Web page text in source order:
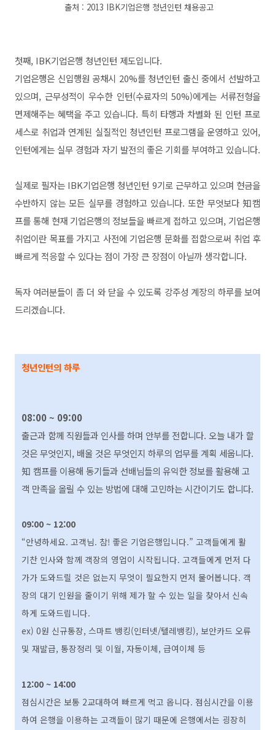
출처 : 2013 IBK기업은행 청년인턴 채용공고
첫째, IBK기업은행 청년인턴 제도입니다.
기업은행은 신입행원 공채시 20%를 청년인턴 출신 중에서 선발하고
있으며, 근무성적이 우수한 인턴(수료자의 50%)에게는 서류전형을
면제해주는 혜택을 주고 있습니다. 특히 타행과 차별화 된 인턴 프로
세스로 취업과 연계된 실질적인 청년인턴 프로그램을 운영하고 있어,
인턴에게는 실무 경험과 자기 발전의 좋은 기회를 부여하고 있습니다.
실제로 필자는 IBK기업은행 청년인턴 9기로 근무하고 있으며 현금을
수반하지 않는 모든 실무를 경험하고 있습니다. 또한 무엇보다 知캠
프를 통해 현재 기업은행의 정보들을 빠르게 접하고 있으며, 기업은행
취업이란 목표를 가지고 사전에 기업은행 문화를 접함으로써 취업 후
빠르게 적응할 수 있다는 점이 가장 큰 장점이 아닐까 생각합니다.
독자 여러분들이 좀 더 와 닫을 수 있도록 강주성 계장의 하루를 보여
드리겠습니다.
청년인턴의 하루
08:00 ~ 09:00
출근과 함께 직원들과 인사를 하며 안부를 전합니다. 오늘 내가 할
것은 무엇인지, 배울 것은 무엇인지 하루의 업무를 계획 세웁니다.
知 캠프를 이용해 동기들과 선배님들의 유익한 정보를 활용해 고
객 만족을 올릴 수 있는 방법에 대해 고민하는 시간이기도 합니다.
09:00 ~ 12:00
“안녕하세요. 고객님. 참! 좋은 기업은행입니다.” 고객들에게 활
기찬 인사와 함께 객장의 영업이 시작됩니다. 고객들에게 먼저 다
가가 도와드릴 것은 없는지 무엇이 필요한지 먼저 물어봅니다. 객
장의 대기 인원을 줄이기 위해 제가 할 수 있는 일을 찾아서 신속
하게 도와드립니다.
ex) 0원 신규통장, 스마트 뱅킹(인터넷/텔레뱅킹), 보안카드 오류
및 재발급, 통장정리 및 이월, 자동이체, 급여이체 등
12:00 ~ 14:00
점심시간은 보통 2교대하여 빠르게 먹고 옵니다. 점심시간을 이용
하여 은행을 이용하는 고객들이 많기 때문에 은행에서는 굉장히